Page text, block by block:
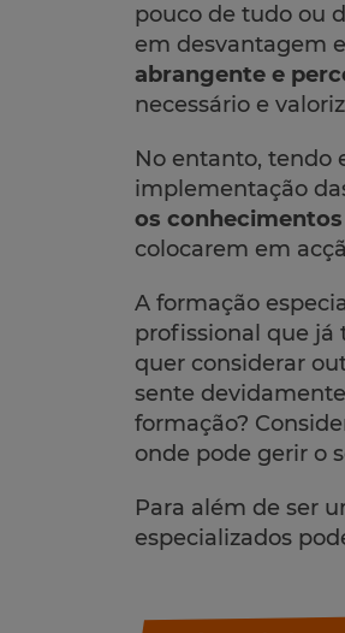
pouco de tudo ou
em desvantagem
abrangente e
necessário e
No entanto, tendo
implementação
os
colocarem em
A formação
profissional que já
quer considerar
sente
formação?
onde pode gerir o
Para além de ser
especializados